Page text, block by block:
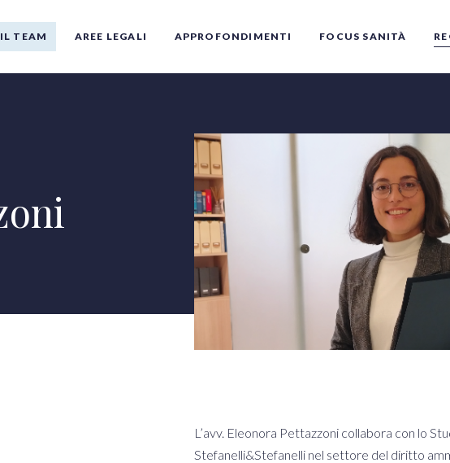
IL TEAM AREE LEGALI APPROFONDIMENTI FOCUS SANITÀ
Tutti gli autori
L’avv. Eleonora Pettazzoni collabora con lo
Stefanelli&Stefanelli nel settore del diritto